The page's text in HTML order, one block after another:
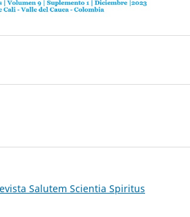
Salutem Scientia Spiritus